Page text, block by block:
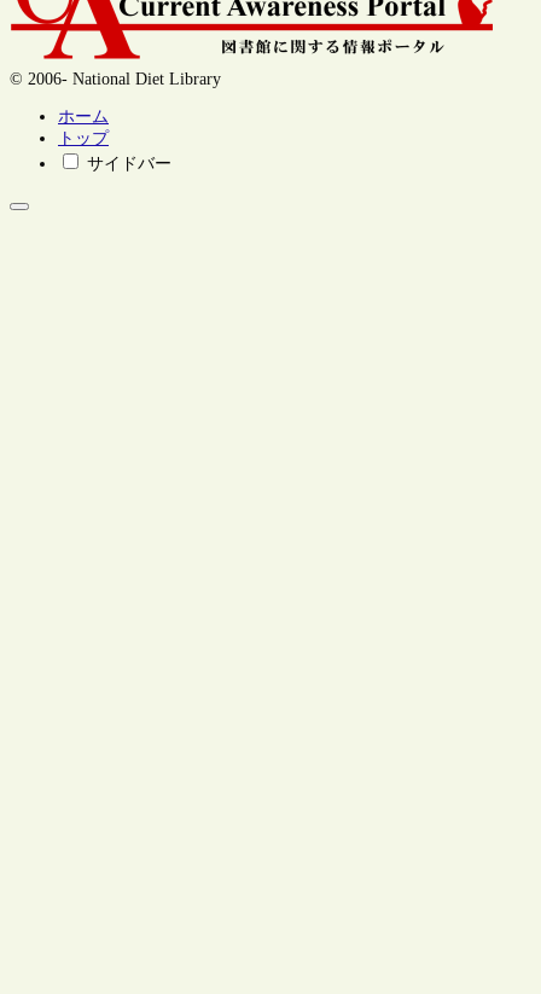
© 2006- National Diet Library
ホーム
トップ
サイドバー